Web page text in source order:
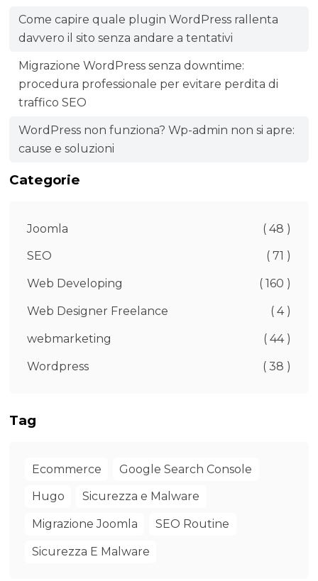
Come capire quale plugin WordPress rallenta
davvero il sito senza andare a tentativi
Migrazione WordPress senza downtime:
procedura professionale per evitare perdita di
traffico SEO
WordPress non funziona? Wp-admin non si apre:
cause e soluzioni
Categorie
Joomla ( 48 )
SEO ( 71 )
Web Developing ( 160 )
Web Designer Freelance ( 4 )
webmarketing ( 44 )
Wordpress ( 38 )
Tag
Ecommerce Google Search Console
Hugo Sicurezza e Malware
Migrazione Joomla SEO Routine
Sicurezza E Malware